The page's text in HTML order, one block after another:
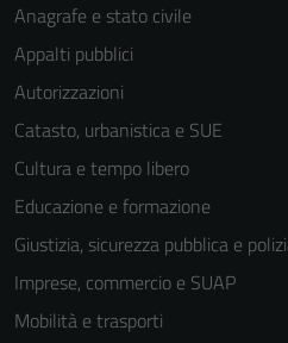
Anagrafe e stato civile
Appalti pubblici
Autorizzazioni
Catasto, urbanistica e SUE
Cultura e tempo libero
Educazione e formazione
Giustizia, sicurezza pubblica e
Imprese, commercio e SUAP
Mobilità e trasporti